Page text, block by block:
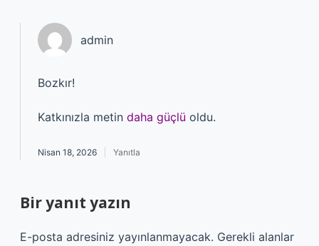
admin
Bozkır!
Katkınızla metin daha güçlü oldu.
Nisan 18, 2026 Yanıtla
Bir yanıt yazın
E-posta adresiniz yayınlanmayacak. Gerekli alanlar